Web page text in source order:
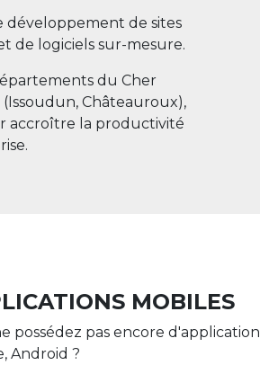
développement de sites
de logiciels sur-mesure.
du Cher
Châteauroux),
accroître la productivité
MOBILES
possédez pas encore d'application
Android ?